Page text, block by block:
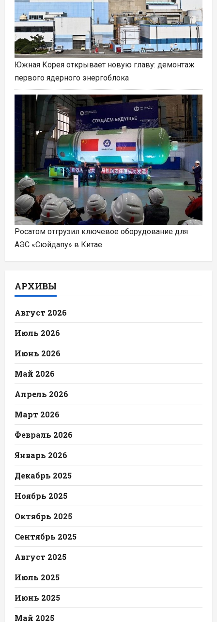
Южная Корея открывает новую главу: демонтаж
первого ядерного энергоблока
Росатом отгрузил ключевое оборудование для
АЭС «Сюйдапу» в Китае
АРХИВЫ
Август 2026
Июль 2026
Июнь 2026
Май 2026
Апрель 2026
Март 2026
Февраль 2026
Январь 2026
Декабрь 2025
Ноябрь 2025
Октябрь 2025
Сентябрь 2025
Август 2025
Июль 2025
Июнь 2025
Май 2025